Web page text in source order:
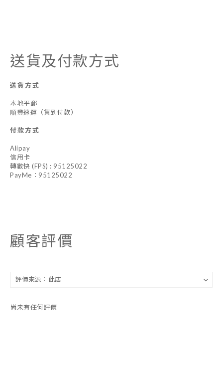
送貨及付款方式
送貨方式
本地平郵
順豐速運（貨到付款）
付款方式
Alipay
信用卡
轉數快 (FPS) : 95125022
PayMe：95125022
顧客評價
尚未有任何評價